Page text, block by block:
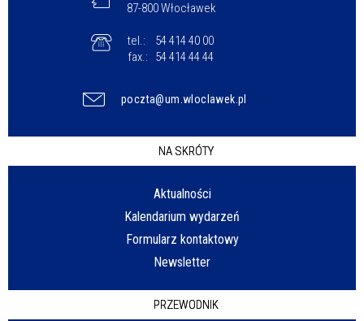
87-800 Włocławek
tel.:
54 414 40 00
fax.:
54 414 44 44
poczta@um.wloclawek.pl
NA SKRÓTY
Aktualności
Kalendarium wydarzeń
Formularz kontaktowy
Newsletter
PRZEWODNIK